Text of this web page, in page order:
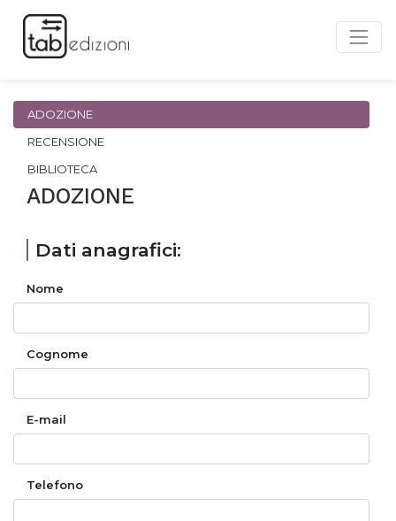
ADOZIONE
RECENSIONE
BIBLIOTECA
ADOZIONE
Dati anagrafici:
Nome
Cognome
E-mail
Telefono